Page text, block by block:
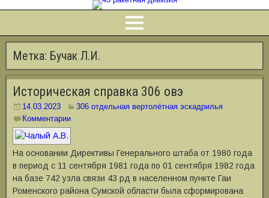
Метка: Бучак Л.И.
Историческая справка 306 овэ
14.03.2023
306 отдельная вертолётная эскадрилья
Комментарии
На основании Директивы Генерального штаба от 1980 года
в период с 11 сентября 1981 года по 01 сентября 1982 года
на базе 742 узла связи 43 рд в населенном пункте Гаи
Роменского района Сумской области была сформирована